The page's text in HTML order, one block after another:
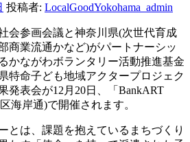
投稿者: LocalGoodYokohama_admin
会参画会議と神奈川県(次世代育成
商業流通かなど)がパートナーシッ
かながわボランタリー活動推進基金
特命子ども地域アクタープロジェク
発表会が12月20日、「BankART
海岸通)で開催されます。
とは、課題を抱えているまちづくり